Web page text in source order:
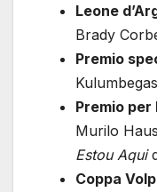
Leone
Brady
Premio
Premio
Murilo
Estou Aqui
Coppa